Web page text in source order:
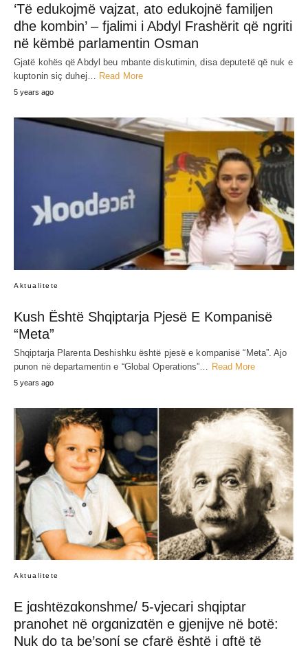
‘Të edukojmë vajzat, ato edukojnë familjen
dhe kombin’ – fjalimi i Abdyl Frashërit që ngriti
në këmbë parlamentin Osman
Gjatë kohës që Abdyl beu mbante diskutimin, disa deputetë që nuk e
kuptonin siç duhej…
Read More
5 years ago
Aktualitete
Kush Është Shqiptarja Pjesë E Kompanisë
“Meta”
Shqiptarja Plarenta Deshishku është pjesë e kompanisë “Meta”. Ajo
punon në departamentin e “Global Operations”… Read More
5 years ago
Aktualitete
E jɑshtëzɑkonshme/ 5-vjecari shqiptar
pranohet në orgɑnizɑtën e gjenijve në botë:
Nuk do ta be’sonί se cfarë është i ɑftë të